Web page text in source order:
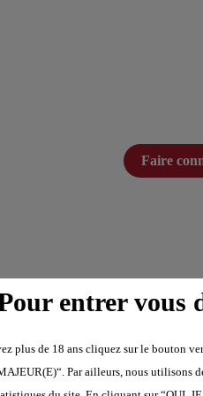
Faire
PHOTOS NON FLOUTÉES
entrer vous
plus de 18 ans cliquez sur le bouton
Par ailleurs, nous utilisons